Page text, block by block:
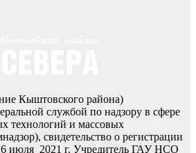
Кыштовского района)
службой по надзору в сфере
технологий и массовых
свидетельство о регистрации
июля 2021 г. Учредитель ГАУ НСО